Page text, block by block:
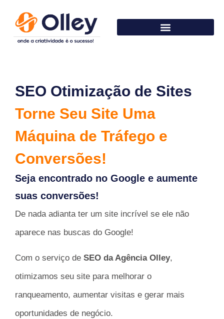
SEO Otimização de Sites
Torne Seu Site Uma
Máquina de Tráfego e
Conversões!
Seja encontrado no Google e aumente
suas conversões!
De nada adianta ter um site incrível se ele não
aparece nas buscas do Google!
Com o serviço de SEO da Agência Olley,
otimizamos seu site para melhorar o
ranqueamento, aumentar visitas e gerar mais
oportunidades de negócio.